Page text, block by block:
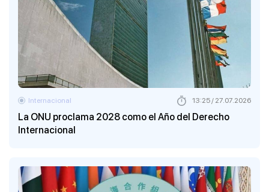
La ONU proclama 2028 como el Año del Derecho
Internacional
Internacional 13:25 / 27.07.2026